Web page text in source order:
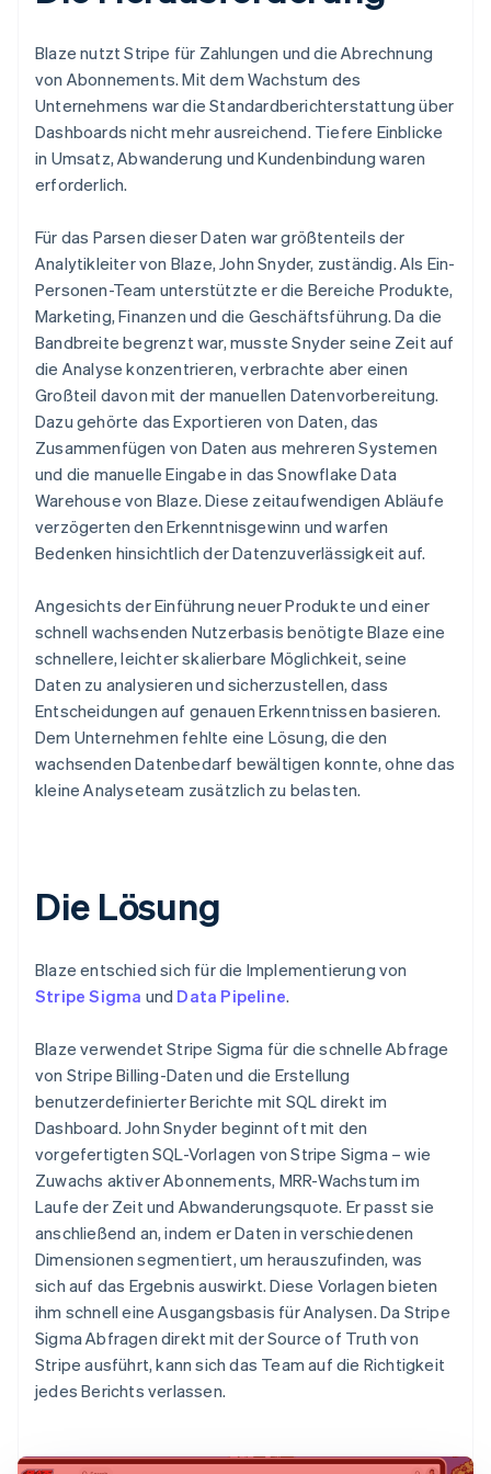
Blaze nutzt Stripe für Zahlungen und die Abrechnung
von Abonnements. Mit dem Wachstum des
Unternehmens war die Standardberichterstattung über
Dashboards nicht mehr ausreichend. Tiefere Einblicke
in Umsatz, Abwanderung und Kundenbindung waren
erforderlich.
Für das Parsen dieser Daten war größtenteils der
Analytikleiter von Blaze, John Snyder, zuständig. Als Ein-
Personen-Team unterstützte er die Bereiche Produkte,
Marketing, Finanzen und die Geschäftsführung. Da die
Bandbreite begrenzt war, musste Snyder seine Zeit auf
die Analyse konzentrieren, verbrachte aber einen
Großteil davon mit der manuellen Datenvorbereitung.
Dazu gehörte das Exportieren von Daten, das
Zusammenfügen von Daten aus mehreren Systemen
und die manuelle Eingabe in das Snowflake Data
Warehouse von Blaze. Diese zeitaufwendigen Abläufe
verzögerten den Erkenntnisgewinn und warfen
Bedenken hinsichtlich der Datenzuverlässigkeit auf.
Angesichts der Einführung neuer Produkte und einer
schnell wachsenden Nutzerbasis benötigte Blaze eine
schnellere, leichter skalierbare Möglichkeit, seine
Daten zu analysieren und sicherzustellen, dass
Entscheidungen auf genauen Erkenntnissen basieren.
Dem Unternehmen fehlte eine Lösung, die den
wachsenden Datenbedarf bewältigen konnte, ohne das
kleine Analyseteam zusätzlich zu belasten.
Die Lösung
Blaze entschied sich für die Implementierung von
Stripe Sigma und Data Pipeline.
Blaze verwendet Stripe Sigma für die schnelle Abfrage
von Stripe Billing-Daten und die Erstellung
benutzerdefinierter Berichte mit SQL direkt im
Dashboard. John Snyder beginnt oft mit den
vorgefertigten SQL-Vorlagen von Stripe Sigma – wie
Zuwachs aktiver Abonnements, MRR-Wachstum im
Laufe der Zeit und Abwanderungsquote. Er passt sie
anschließend an, indem er Daten in verschiedenen
Dimensionen segmentiert, um herauszufinden, was
sich auf das Ergebnis auswirkt. Diese Vorlagen bieten
ihm schnell eine Ausgangsbasis für Analysen. Da Stripe
Sigma Abfragen direkt mit der Source of Truth von
Stripe ausführt, kann sich das Team auf die Richtigkeit
jedes Berichts verlassen.